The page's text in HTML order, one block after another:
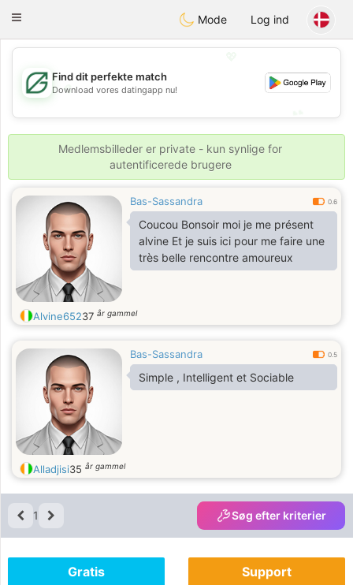
GulfDating
Toggle
Mode Log ind
💖
💕
Find dit perfekte match
Download vores datingapp nu!
Medlemsbilleder er private - kun synlige for
autentificerede brugere
Bas-Sassandra 0.6
Coucou Bonsoir moi je me présent
alvine Et je suis ici pour me faire une
très belle rencontre amoureux
Alvine65237 år gammel
Bas-Sassandra 0.5
Simple , Intelligent et Sociable
Alladjisi35 år gammel
1 Søg efter kriterier
Gratis Support